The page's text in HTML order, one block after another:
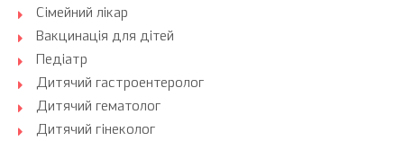
Сімейний лікар
Вакцинація для дітей
Педіатр
Дитячий гастроентеролог
Дитячий гематолог
Дитячий гінеколог